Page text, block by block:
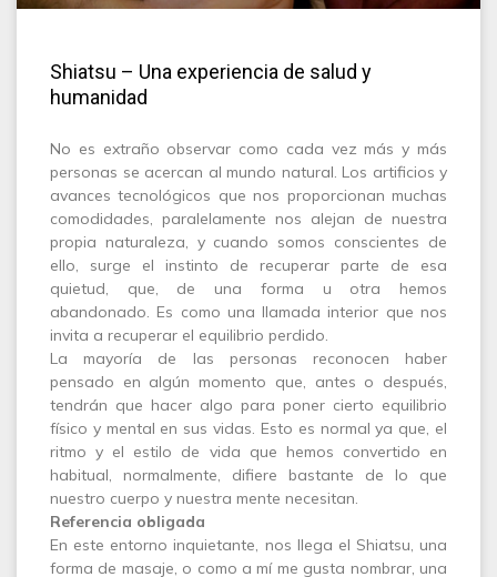
Shiatsu – Una experiencia de salud y
humanidad
No es extraño observar como cada vez más y más
personas se acercan al mundo natural. Los artificios y
avances tecnológicos que nos proporcionan muchas
comodidades, paralelamente nos alejan de nuestra
propia naturaleza, y cuando somos conscientes de
ello, surge el instinto de recuperar parte de esa
quietud, que, de una forma u otra hemos
abandonado. Es como una llamada interior que nos
invita a recuperar el equilibrio perdido.
La mayoría de las personas reconocen haber
pensado en algún momento que, antes o después,
tendrán que hacer algo para poner cierto equilibrio
físico y mental en sus vidas. Esto es normal ya que, el
ritmo y el estilo de vida que hemos convertido en
habitual, normalmente, difiere bastante de lo que
nuestro cuerpo y nuestra mente necesitan.
Referencia obligada
En este entorno inquietante, nos llega el Shiatsu, una
forma de masaje, o como a mí me gusta nombrar, una